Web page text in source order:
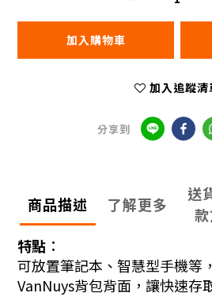
加入購物車
加入追蹤清
分享到
商品描述 了解更多
送
特點︰
可放置筆記本、智慧型手機等
VanNuys背包背面，讓快速存